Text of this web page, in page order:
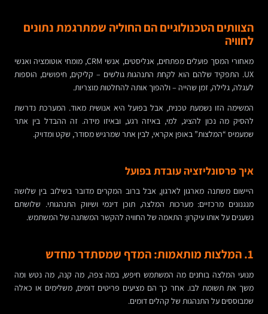
הצוותים הטכנולוגיים הם החוליה שמתרגמת נתונים
לחוויה
מאחורי המסך פועלים מפתחים, אנליסטים, אנשי CRM, מומחי אוטומציה ואנשי
UX. התפקיד שלהם הוא לקחת התנהגות גולשים – קליקים, חיפושים, הוספות
לעגלה, גלילה, זמן שהייה – ולהפוך אותה להחלטות מוצריות.
המשימה הזו נשמעת טכנית, אבל בפועל היא אנושית מאוד. המערכת נדרשת
להסיק מה נכון להציג, למי, באיזה רגע, ובאיזו מידה. זה ההבדל בין אתר
שמעמיס “המלצות” באופן אקראי, לבין אתר שמרגיש מסודר, שקט ומדויק.
איך פרסונליזציה עובדת בפועל
היישום משתנה מארגון לארגון, אבל ברוב המקרים מדובר בשילוב בין שלושה
מנגנונים מרכזיים: מערכות המלצה, תוכן דינמי ושיווק התנהגותי. שלושתם
נשענים על אותו עיקרון: התאמה של החוויה להקשר המשתנה של המשתמש.
1. המלצות מותאמות: המדף שמסתדר מחדש
מנועי המלצה בוחנים מה המשתמש חיפש, במה צפה, מה קנה, מה נטש ומה
משך את תשומת לבו. אחר כך הם מציעים פריטים דומים, משלימים או כאלה
שמבוססים על התנהגות של קהלים דומים.